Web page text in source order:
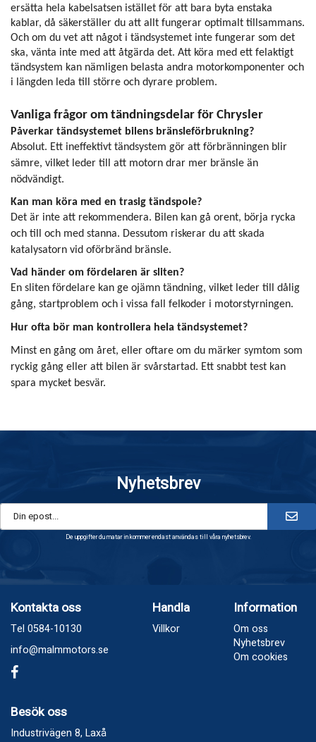
ersätta hela kabelsatsen istället för att bara byta enstaka
kablar, då säkerställer du att allt fungerar optimalt tillsammans.
Och om du vet att något i tändsystemet inte fungerar som det
ska, vänta inte med att åtgärda det. Att köra med ett felaktigt
tändsystem kan nämligen belasta andra motorkomponenter och
i längden leda till större och dyrare problem.
Vanliga frågor om tändningsdelar för Chrysler
Påverkar tändsystemet bilens bränsleförbrukning?
Absolut. Ett ineffektivt tändsystem gör att förbränningen blir
sämre, vilket leder till att motorn drar mer bränsle än
nödvändigt.
Kan man köra med en trasig tändspole?
Det är inte att rekommendera. Bilen kan gå orent, börja rycka
och till och med stanna. Dessutom riskerar du att skada
katalysatorn vid oförbränd bränsle.
Vad händer om fördelaren är sliten?
En sliten fördelare kan ge ojämn tändning, vilket leder till dålig
gång, startproblem och i vissa fall felkoder i motorstyrningen.
Hur ofta bör man kontrollera hela tändsystemet?
Minst en gång om året, eller oftare om du märker symtom som
ryckig gång eller att bilen är svårstartad. Ett snabbt test kan
spara mycket besvär.
Nyhetsbrev
De uppgifter du matar in kommer endast användas till våra nyhetsbrev.
Kontakta oss
Tel 0584-10130
info@malmmotors.se
Handla
Villkor
Information
Om oss
Nyhetsbrev
Om cookies
Besök oss
Industrivägen 8, Laxå